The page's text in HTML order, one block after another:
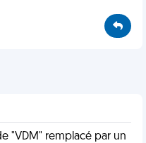
"VDM" remplacé par un